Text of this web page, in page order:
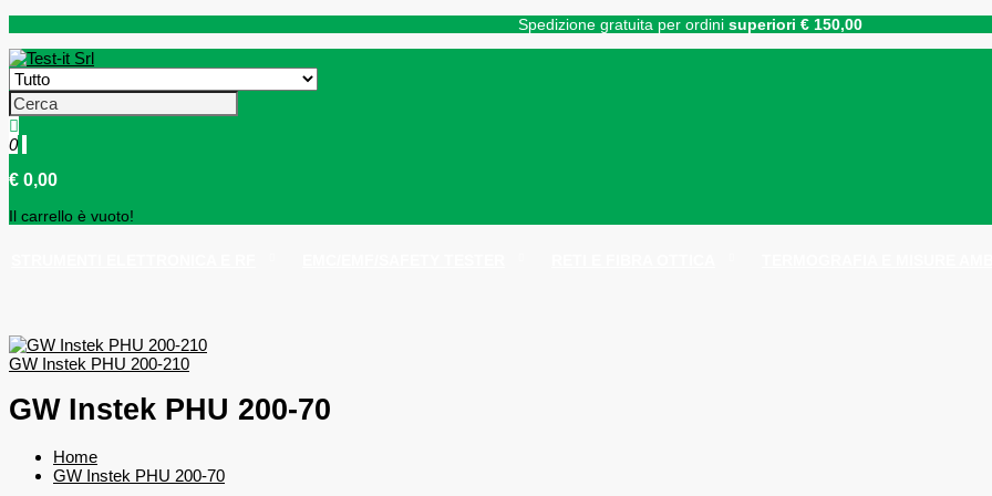
Spedizione gratuita per ordini superiori € 150,00
0
€ 0,00
Il carrello è vuoto!
GW Instek PHU 200-210
GW Instek PHU 200-70
Home
GW Instek PHU 200-70